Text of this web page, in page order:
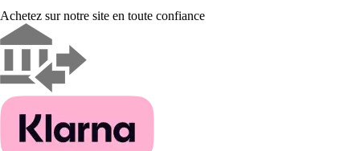
Achetez sur notre site en toute confiance